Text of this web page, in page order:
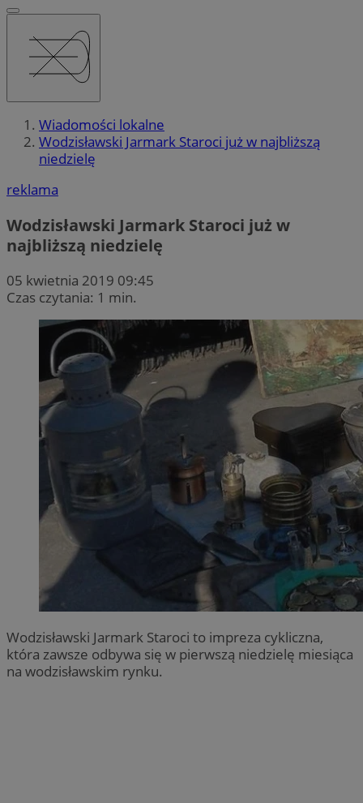
Wiadomości lokalne
Wodzisławski Jarmark Staroci już w najbliższą
niedzielę
reklama
Wodzisławski Jarmark Staroci już w
najbliższą niedzielę
05 kwietnia 2019 09:45
Czas czytania: 1 min.
Wodzisławski Jarmark Staroci to impreza cykliczna,
która zawsze odbywa się w pierwszą niedzielę miesiąca
na wodzisławskim rynku.